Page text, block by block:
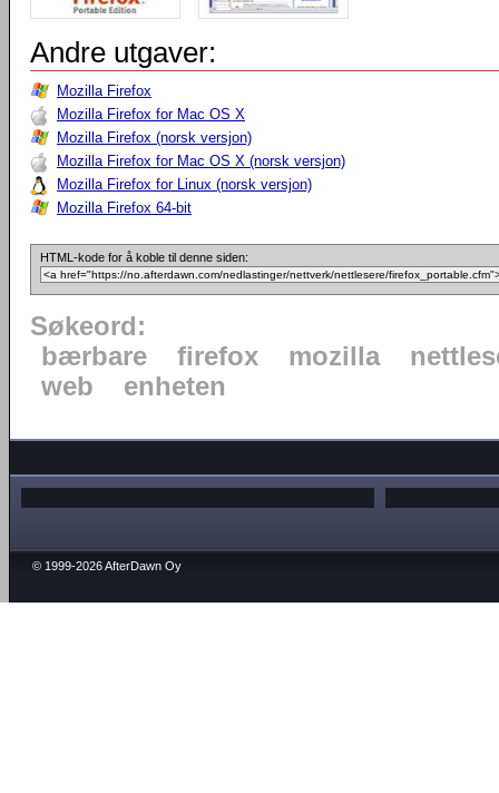
Andre utgaver:
Mozilla Firefox
Mozilla Firefox for Mac OS X
Mozilla Firefox (norsk versjon)
Mozilla Firefox for Mac OS X (norsk versjon)
Mozilla Firefox for Linux (norsk versjon)
Mozilla Firefox 64-bit
HTML-kode for å koble til denne siden:
Søkeord:
bærbare
firefox mozilla
web
enheten
© 1999-2026 AfterDawn Oy